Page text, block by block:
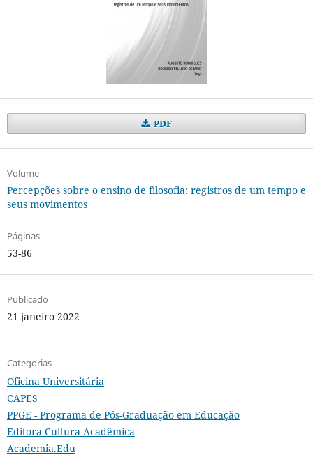
PDF
Volume
Percepções sobre o ensino de filosofia: registros de um tempo e
seus movimentos
Páginas
53-86
Publicado
21 janeiro 2022
Categorias
Oficina Universitária
CAPES
PPGE - Programa de Pós-Graduação em Educação
Editora Cultura Acadêmica
Academia.Edu